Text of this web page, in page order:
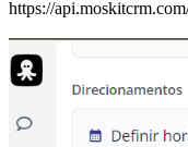
https://